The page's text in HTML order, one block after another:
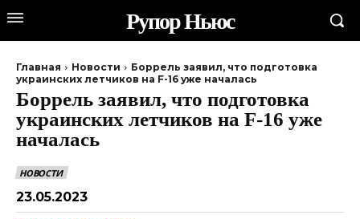
Рупор Ньюс
Главная Новости
Боррель заявил, что подготовка
украинских летчиков на F-16 уже началась
Боррель заявил, что подготовка
украинских летчиков на F-16 уже
началась
НОВОСТИ
23.05.2023